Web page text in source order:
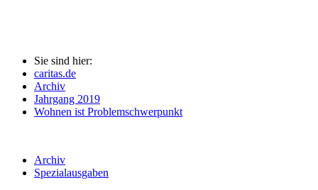
Sie sind hier:
caritas.de
Archiv
Jahrgang 2019
Wohnen ist Problemschwerpunkt
Archiv
Spezialausgaben